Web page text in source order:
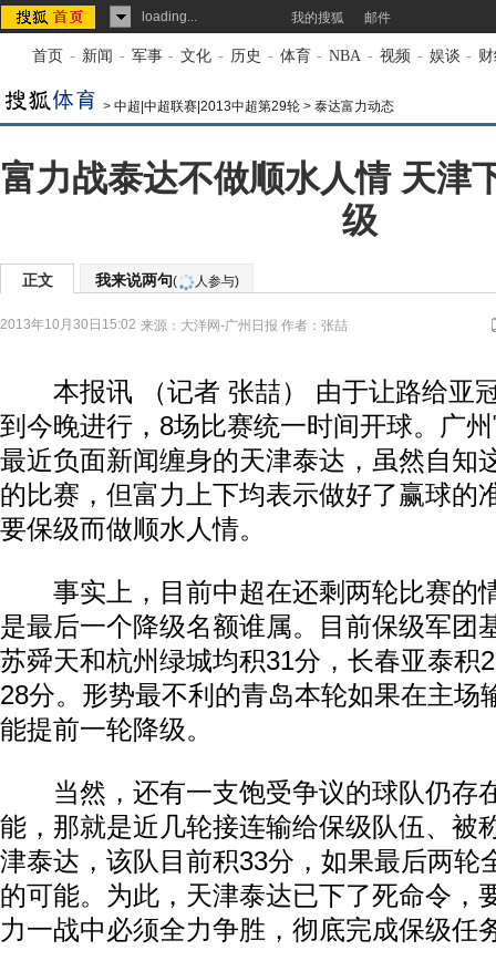
loading... 我的搜狐 邮件
首页 - 新闻 - 军事 - 文化 - 历史 - 体育 - NBA - 视频 - 娱谈 -
> 中超|中超联赛|2013中超第29轮 > 泰达富力动态
富力战泰达不做顺水人情 天津
级
正文 我来说两句( 人参与)
2013年10月30日15:02 来源： 大洋网-广州日报 作者：张喆
本报讯 （记者 张喆） 由于让路给亚
到今晚进行，8场比赛统一时间开球。广
最近负面新闻缠身的天津泰达，虽然自知
的比赛，但富力上下均表示做好了赢球的
要保级而做顺水人情。
事实上，目前中超在还剩两轮比赛的
是最后一个降级名额谁属。目前保级军团
苏舜天和杭州绿城均积31分，长春亚泰积
28分。形势最不利的青岛本轮如果在主场
能提前一轮降级。
当然，还有一支饱受争议的球队仍存
能，那就是近几轮接连输给保级队伍、被
津泰达，该队目前积33分，如果最后两轮
的可能。为此，天津泰达已下了死命令，
力一战中必须全力争胜，彻底完成保级任